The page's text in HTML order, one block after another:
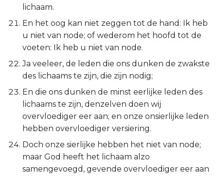
Zefánja
Haggaï
Zacharía
lichaam.
En het oog kan niet zeggen tot de hand: Ik heb
u niet van node; of wederom het hoofd tot de
voeten: Ik heb u niet van node.
Ja veeleer, de leden die ons dunken de zwakste
des lichaams te zijn, die zijn nodig;
En die ons dunken de minst eerlijke leden des
lichaams te zijn, denzelven doen wij
overvloediger eer aan; en onze onsierlijke leden
hebben overvloediger versiering.
Doch onze sierlijke hebben het niet van node;
maar God heeft het lichaam alzo
samengevoegd, gevende overvloediger eer aan